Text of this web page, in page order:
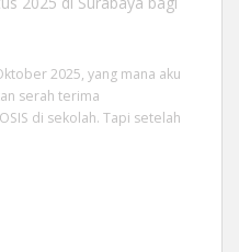
2025, yang mana aku
serah terima
di sekolah. Tapi setelah